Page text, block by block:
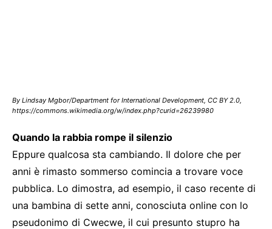
By Lindsay Mgbor/Department for International Development, CC BY 2.0,
https://commons.wikimedia.org/w/index.php?curid=26239980
Quando la rabbia rompe il silenzio
Eppure qualcosa sta cambiando. Il dolore che per
anni è rimasto sommerso comincia a trovare voce
pubblica. Lo dimostra, ad esempio, il caso recente di
una bambina di sette anni, conosciuta online con lo
pseudonimo di Cwecwe, il cui presunto stupro ha